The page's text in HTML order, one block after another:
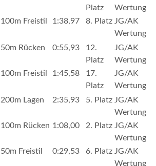
Platz
Wertung
100m Freistil
1:38,97 8. Platz JG/AK
Wertung
50m Rücken 0:55,93
12.
Platz
JG/AK
Wertung
100m Freistil
1:45,58
17.
Platz
JG/AK
Wertung
200m Lagen 2:35,93 5. Platz JG/AK
Wertung
100m Rücken 1:08,00 2. Platz JG/AK
Wertung
50m Freistil
0:29,53 6. Platz JG/AK
Wertung